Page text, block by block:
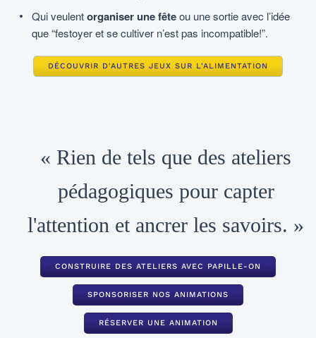
Qui veulentorganiser une fêteou une sortie avec l’idée
que “festoyer et se cultiver n’est pas incompatible!”.
DÉCOUVRIR D'AUTRES JEUX SUR L'ALIMENTATION
« Rien de tels que des ateliers
pédagogiques pour capter
l'attention et ancrer les savoirs. »
CONSTRUIRE DES ATELIERS AVEC PAPILLE-ON
SPONSORISER NOS ANIMATIONS
RÉSERVER UNE ANIMATION